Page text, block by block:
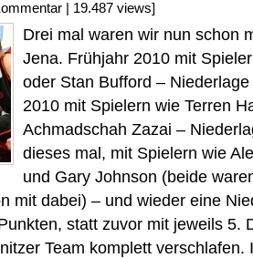
| 19.487 views]
Drei mal waren wir nun schon
Jena. Frühjahr 2010 mit
oder Stan Bufford –
2010 mit Spielern wie Terren
Achmadschah Zazai –
dieses mal, mit Spielern wie
und Gary Johnson (beide
mit dabei) – und wieder eine
statt zuvor mit jeweils 5.
Team komplett verschlafen.